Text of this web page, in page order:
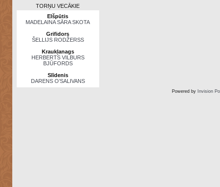
TORŅU VECĀKIE
Elšpūtis
MADELAINA SĀRA SKOTA
Grifidors
ŠELLIJS RODŽERSS
Kraukļanags
HERBERTS VILBURS
BJŪFORDS
Slīdenis
DARENS O’SALIVANS
Powered by Invision